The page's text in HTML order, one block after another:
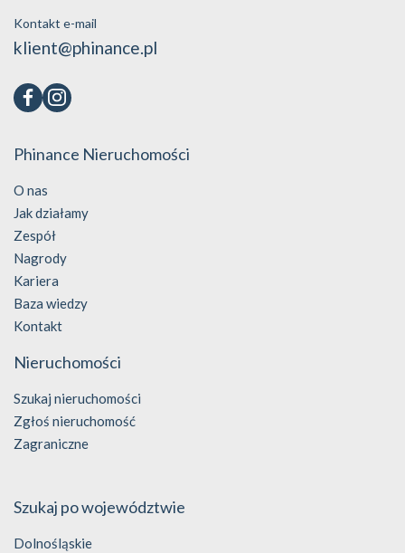
Kontakt e-mail
klient@phinance.pl
Phinance Nieruchomości
O nas
Jak działamy
Zespół
Nagrody
Kariera
Baza wiedzy
Kontakt
Nieruchomości
Szukaj nieruchomości
Zgłoś nieruchomość
Zagraniczne
Szukaj po województwie
Dolnośląskie